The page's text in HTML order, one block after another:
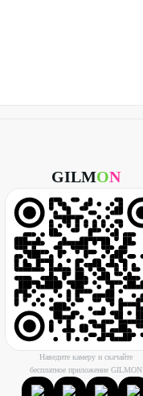
GILMON
Наведите камеру и скачайте
бесплатное приложение GILMON